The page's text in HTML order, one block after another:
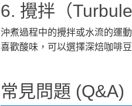
6. 攪拌（
沖煮過程中的攪拌或水流的運
喜歡酸味，可以選擇深焙咖啡
常見問題 (Q&A)